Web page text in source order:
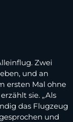
Zwei
und an
ersten Mal ohne
sie. „Als
das Flugzeug
und